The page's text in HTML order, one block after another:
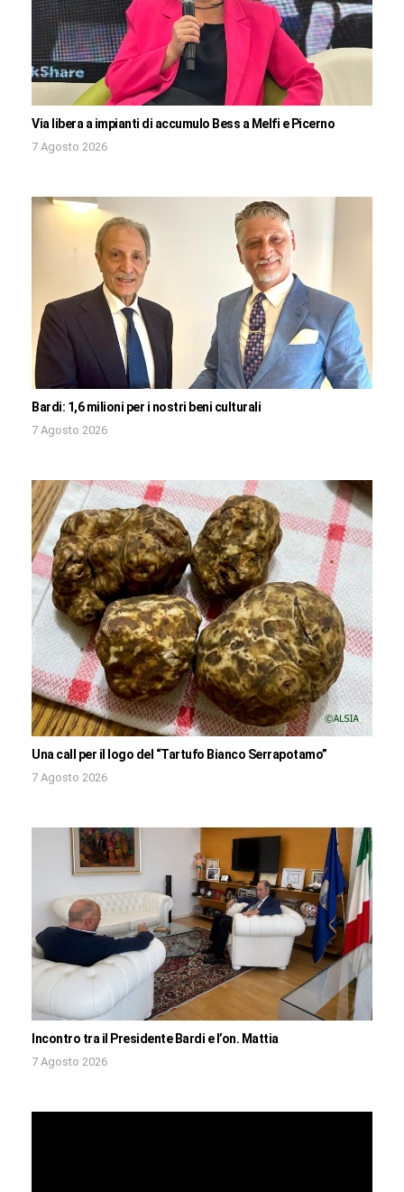
Via libera a impianti di accumulo Bess a Melfi e Picerno
7 Agosto 2026
Bardi: 1,6 milioni per i nostri beni culturali
7 Agosto 2026
Una call per il logo del “Tartufo Bianco Serrapotamo”
7 Agosto 2026
Incontro tra il Presidente Bardi e l’on. Mattia
7 Agosto 2026